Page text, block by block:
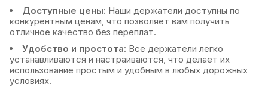
Доступные цены: Наши держатели доступны по
конкурентным ценам, что позволяет вам получить
отличное качество без переплат.
Удобство и простота: Все держатели легко
устанавливаются и настраиваются, что делает их
использование простым и удобным в любых дорожных
условиях.